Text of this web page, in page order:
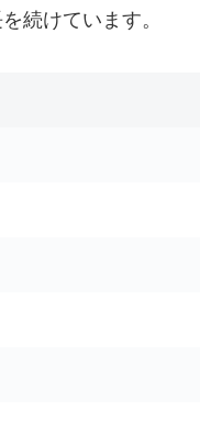
続けています。